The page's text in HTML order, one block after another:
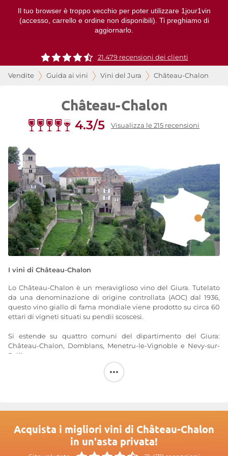
Il tuo browser è troppo vecchio per poter utilizzare 1jour1vin
(accesso, carrello e ordine non disponibili). Ti preghiamo di
aggiornarlo.
21.479 recensioni dei clienti
Vendite Guida ai vini Vini del Jura Château-Chalon
Château-Chalon
4.3/5 Visualizza le 215 recensioni
I vini di Château-Chalon
Lo Château-Chalon è un meraviglioso vino del Giura. Tutelato
da una denominazione di origine controllata (AOC) dal 1936,
questo vino giallo di fama mondiale viene prodotto su circa 60
ettari di vigneti situati su pendii scoscesi.
Si estende su quattro comuni del dipartimento del Giura:
Château-Chalon, Domblans, Menetru-le-Vignoble e Nevy-sur-
Seille.
Si distingue sia per la sua ricchezza e generosità, sia per il suo
bel colore dorato che tende all’ambra con l’invecchiamento, sia
Château-Chalon, un paese e un territorio
Il paese, classificato tra i più belli di Francia, è la culla originaria
Acquista i migliori vini di Château-Chalon
in un'asta privata!